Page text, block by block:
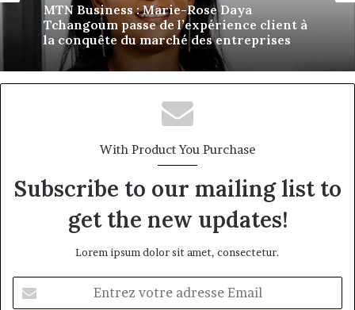
MTN Business : Marie-Rose Daya
Tchangoum passe de l’expérience client à
la conquête du marché des entreprises
With Product You Purchase
Subscribe to our mailing list to
get the new updates!
Lorem ipsum dolor sit amet, consectetur.
votre